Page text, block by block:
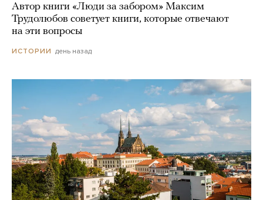
Автор книги «Люди за забором» Максим
Трудолюбов советует книги, которые отвечают
на эти вопросы
ИСТОРИИ день назад